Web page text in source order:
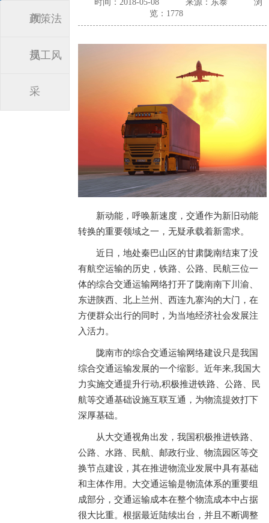
闻
政策法
规
员工风
采
时间：2018-05-08 来源：东泰
浏
览：1778
新动能，呼唤新速度，交通作为新旧动能
转换的重要领域之一，无疑承载着新需求。
近日，地处秦巴山区的甘肃陇南结束了没
有航空运输的历史，铁路、公路、民航三位一
体的综合交通运输网络打开了陇南南下川渝、
东进陕西、北上兰州、西连九寨沟的大门，在
方便群众出行的同时，为当地经济社会发展注
入活力。
陇南市的综合交通运输网络建设只是我国
综合交通运输发展的一个缩影。近年来,我国大
力实施交通提升行动,积极推进铁路、公路、民
航等交通基础设施互联互通，为物流提效打下
深厚基础。
从大交通视角出发，我国积极推进铁路、
公路、水路、民航、邮政行业、物流园区等交
换节点建设，其在推进物流业发展中具有基础
和主体作用。大交通运输是物流体系的重要组
成部分，交通运输成本在整个物流成本中占据
很大比重。根据最近陆续出台，并且不断调整